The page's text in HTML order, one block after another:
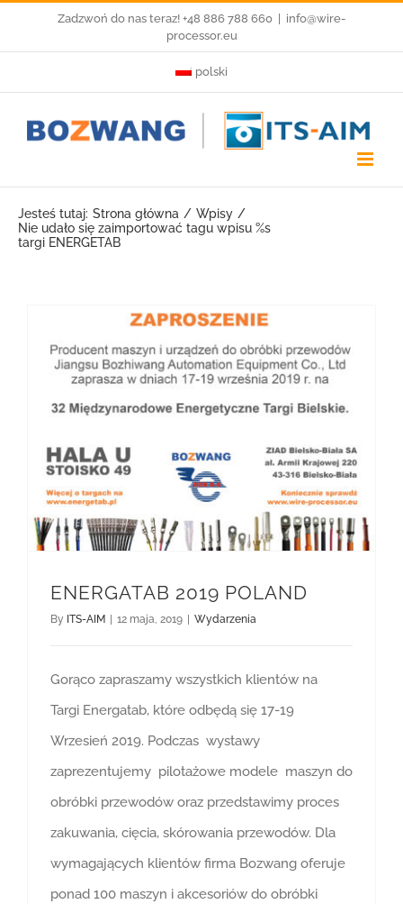
Zadzwoń do nas teraz! +48 886 788 660
info@wire-
processor.eu
polski
Jesteś tutaj: Strona główna
Wpisy
Nie udało się zaimportować tagu wpisu %s
targi ENERGETAB
ENERGATAB 2019 POLAND
By ITS-AIM 12 maja, 2019 Wydarzenia
Gorąco zapraszamy wszystkich klientów na
Targi Energatab, które odbędą się 17-19
Wrzesień 2019. Podczas wystawy
zaprezentujemy pilotażowe modele maszyn do
obróbki przewodów oraz przedstawimy proces
zakuwania, cięcia, skórowania przewodów. Dla
wymagających klientów firma Bozwang oferuje
ponad 100 maszyn i akcesoriów do obróbki